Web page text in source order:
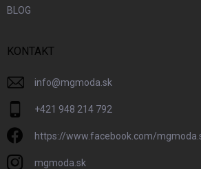
BLOG
KONTAKT
info@mgmoda.sk
+421 948 214 792
https://www.facebook.com/
mgmoda.sk